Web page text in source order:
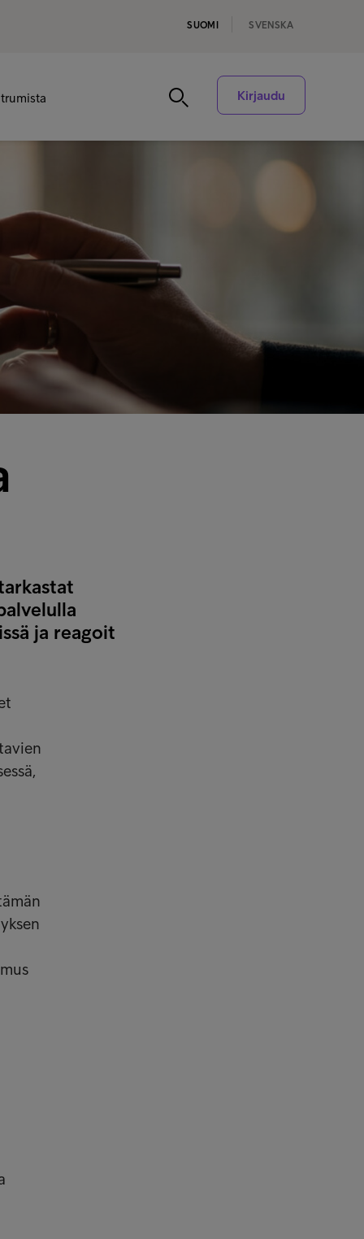
SUOMI SVENSKA
Kirjaudu
ja reagoit